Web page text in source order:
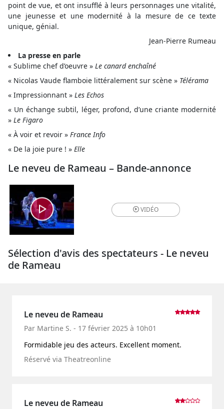
point de vue, et ont insufflé à leurs personnages une vitalité,
une jeunesse et une modernité à la mesure de ce texte
unique, génial.
Jean-Pierre Rumeau
La presse en parle
« Sublime chef d’oeuvre » Le canard enchaîné
« Nicolas Vaude flamboie littéralement sur scène » Télérama
« Impressionnant » Les Echos
« Un échange subtil, léger, profond, d’une criante modernité
» Le Figaro
« À voir et revoir » France Info
« De la joie pure ! » Elle
Le neveu de Rameau – Bande-annonce
VIDÉO
Sélection d'avis des spectateurs - Le neveu
de Rameau
Le neveu de Rameau
Par Martine S. - 17 février 2025 à 10h01
Formidable jeu des acteurs. Excellent moment.
Réservé via Theatreonline
Le neveu de Rameau